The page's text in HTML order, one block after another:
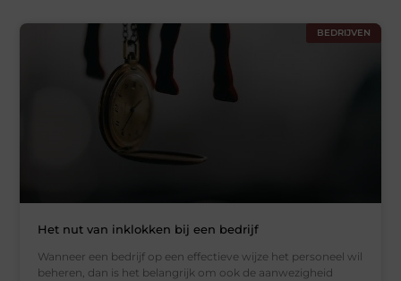
BEDRIJVEN
Het nut van inklokken bij een bedrijf
Wanneer een bedrijf op een effectieve wijze het personeel wil
beheren, dan is het belangrijk om ook de aanwezigheid